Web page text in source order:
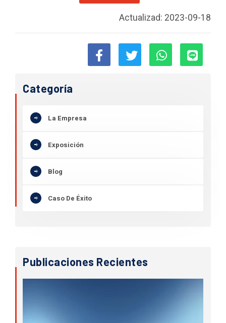
Categoría
La Empresa
Exposición
Blog
Caso De Éxito
Publicaciones Recientes
Actualizad: 2023-09-18